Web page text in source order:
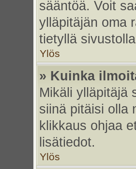
sääntöä. Voit
ylläpitäjän oma
tietyllä
Ylös
» Kuinka
Mikäli ylläpitäjä
siinä pitäisi olla
klikkaus ohjaa
lisätiedot.
Ylös